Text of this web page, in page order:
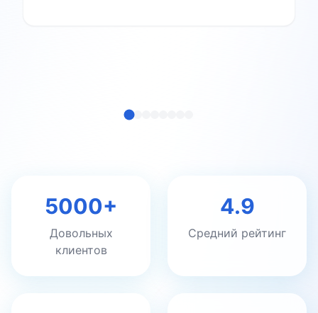
5000+
Довольных
клиентов
4.9
Средний рейтинг